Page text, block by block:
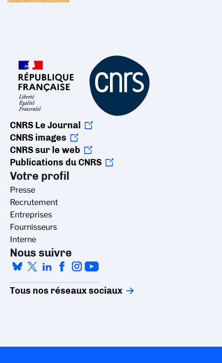
CNRS Le Journal
CNRS images
CNRS sur le web
Publications du CNRS
Votre profil
Presse
Recrutement
Entreprises
Fournisseurs
Interne
Nous suivre
Tous nos réseaux sociaux